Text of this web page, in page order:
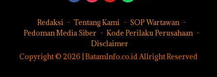
Redaksi Tentang Kami
SOP Wartawan
Pedoman Media Siber
Kode Perilaku Perusahaan
Disclaimer
Copyright © 2026 | BatamInfo.co.id Allright Reserved